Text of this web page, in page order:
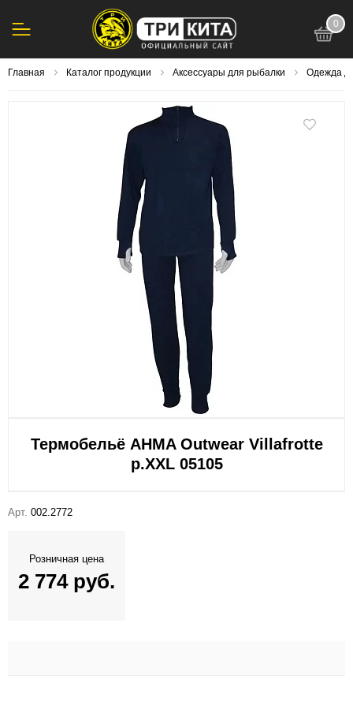
0
Главная Каталог продукции Аксессуары для рыбалки Одежда
Термобельё AHMA Outwear Villafrotte
р.XXL 05105
Арт. 002.2772
Розничная цена
2 774 руб.